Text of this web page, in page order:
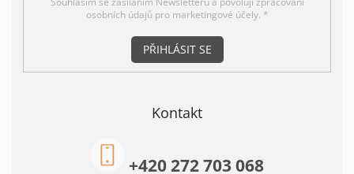
osobních údajů pro marketingové účely. *
PŘIHLÁSIT SE
Kontakt
+420 272 703 068